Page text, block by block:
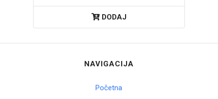
DODAJ
NAVIGACIJA
Početna